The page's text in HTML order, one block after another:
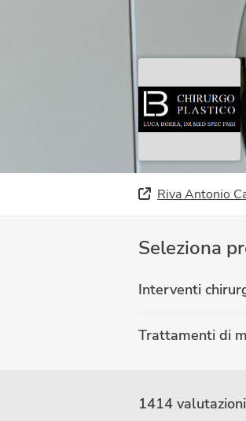
Riva Antonio
Seleziona
Interventi
Trattamenti di
1414 valutazioni